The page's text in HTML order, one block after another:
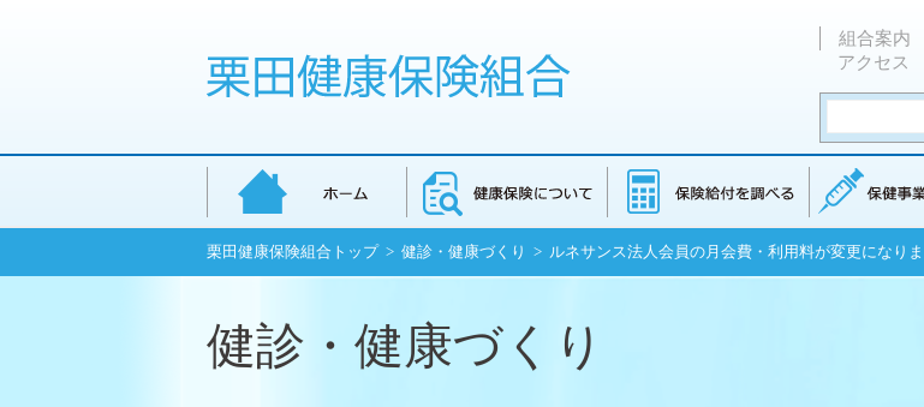
組合案内
アクセス
栗田健康保険組合トップ> 健診・健康づくり > ルネサンス法人会員の月会費・利用料が変更になり
健診・健康づくり